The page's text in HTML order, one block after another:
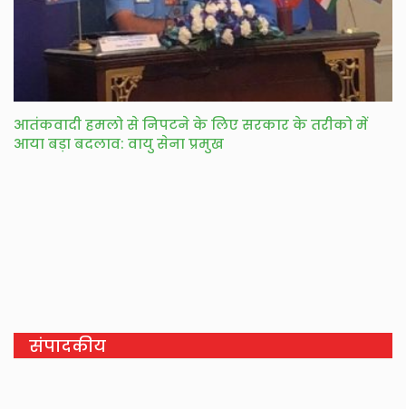
आतंकवादी हमलो से निपटने के लिए सरकार के तरीको में
आया बड़ा बदलाव: वायु सेना प्रमुख
संपादकीय